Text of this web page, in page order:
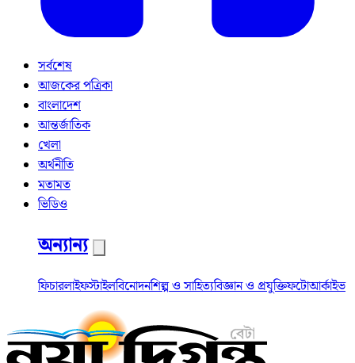
সর্বশেষ
আজকের পত্রিকা
বাংলাদেশ
আন্তর্জাতিক
খেলা
অর্থনীতি
মতামত
ভিডিও
অন্যান্য
ফিচারলাইফস্টাইলবিনোদনশিল্প ও সাহিত্যবিজ্ঞান ও প্রযুক্তিফটোআর্কাইভ